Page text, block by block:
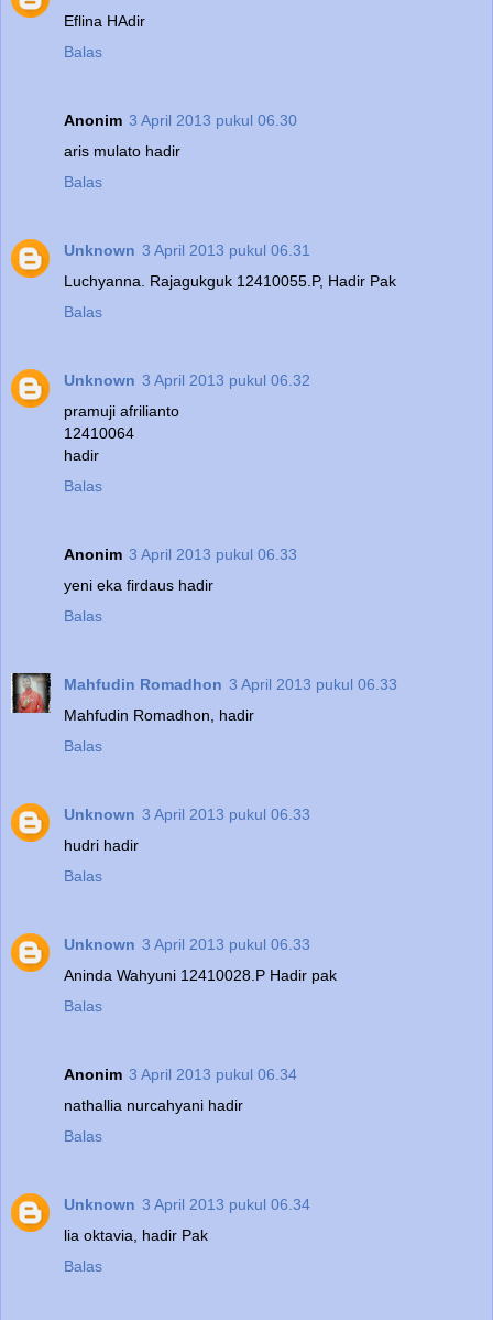
Eflina HAdir
Balas
Anonim 3 April 2013 pukul 06.30
aris mulato hadir
Balas
Unknown 3 April 2013 pukul 06.31
Luchyanna. Rajagukguk 12410055.P, Hadir Pak
Balas
Unknown 3 April 2013 pukul 06.32
pramuji afrilianto
12410064
hadir
Balas
Anonim 3 April 2013 pukul 06.33
yeni eka firdaus hadir
Balas
Mahfudin Romadhon 3 April 2013 pukul 06.33
Mahfudin Romadhon, hadir
Balas
Unknown 3 April 2013 pukul 06.33
hudri hadir
Balas
Unknown 3 April 2013 pukul 06.33
Aninda Wahyuni 12410028.P Hadir pak
Balas
Anonim 3 April 2013 pukul 06.34
nathallia nurcahyani hadir
Balas
Unknown 3 April 2013 pukul 06.34
lia oktavia, hadir Pak
Balas